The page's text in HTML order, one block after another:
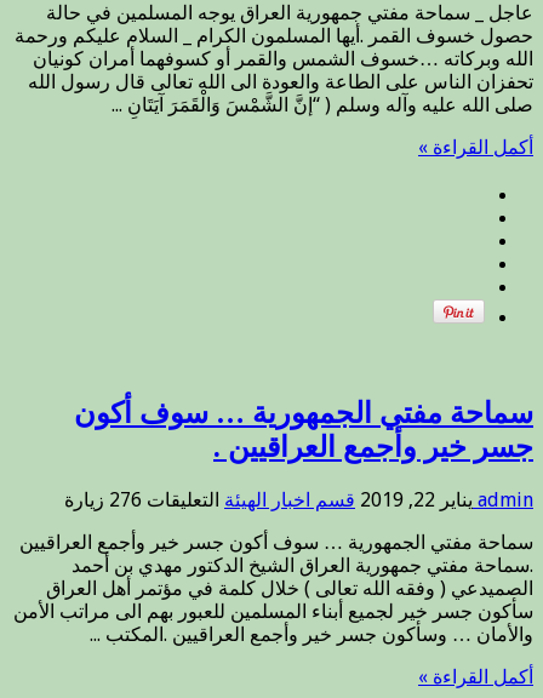
عاجل _ سماحة مفتي جمهورية العراق يوجه المسلمين في حالة
حصول خسوف القمر .أيها المسلمون الكرام _ السلام عليكم ورحمة
الله وبركاته …خسوف الشمس والقمر أو كسوفهما أمران كونيان
تحفزان الناس على الطاعة والعودة الى الله تعالى قال رسول الله
صلى الله عليه وآله وسلم ( “إنَّ الشَّمْسَ وَالْقَمَرَ آيَتَانِ ...
أكمل القراءة »
سماحة مفتي الجمهورية … سوف أكون
جسر خير وأجمع العراقيين .
admin يناير 22, 2019 قسم اخبار الهيئة التعليقات على
مفتي
الجمهورية
…
سوف
أكون
276 زيارة
سماحة مفتي الجمهورية … سوف أكون جسر خير وأجمع العراقيين
.سماحة مفتي جمهورية العراق الشيخ الدكتور مهدي بن أحمد
الصميدعي ( وفقه الله تعالى ) خلال كلمة في مؤتمر أهل العراق
سأكون جسر خير لجميع أبناء المسلمين للعبور بهم الى مراتب الأمن
والأمان … وسأكون جسر خير وأجمع العراقيين .المكتب ...
أكمل القراءة »